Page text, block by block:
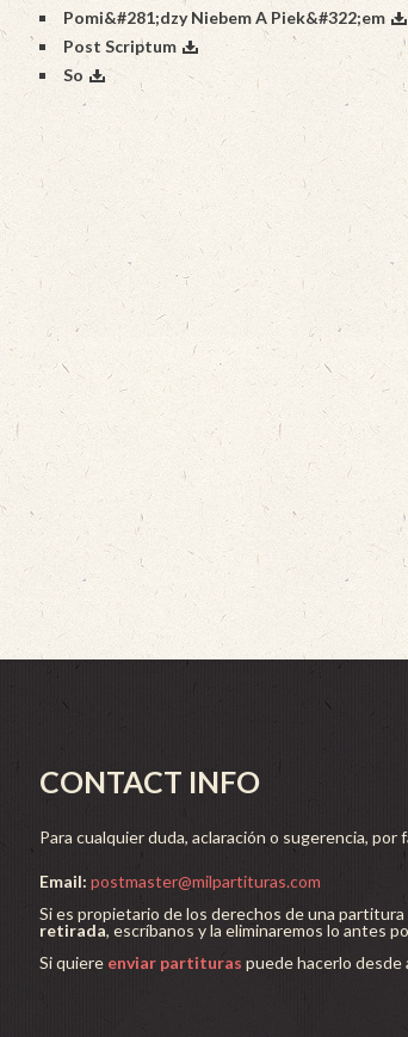
Pomi&#281;dzy Niebem A Piek&#322;em
Post Scriptum
So
CONTACT INFO
Para cualquier duda, aclaración o sugerencia, por
Email: postmaster@milpartituras.com
Si es propietario de los derechos de una partitura
retirada, escríbanos y la eliminaremos lo antes
Si quiere enviar partituras puede hacerlo desde